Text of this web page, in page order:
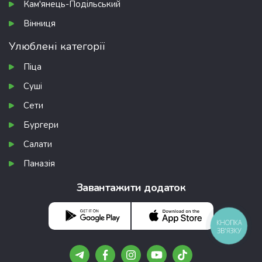
Кам'янець-Подільський
Вінниця
Улюблені категорії
Піца
Суші
Сети
Бургери
Салати
Паназія
Завантажити додаток
КНОПКА
ЗВ'ЯЗКУ